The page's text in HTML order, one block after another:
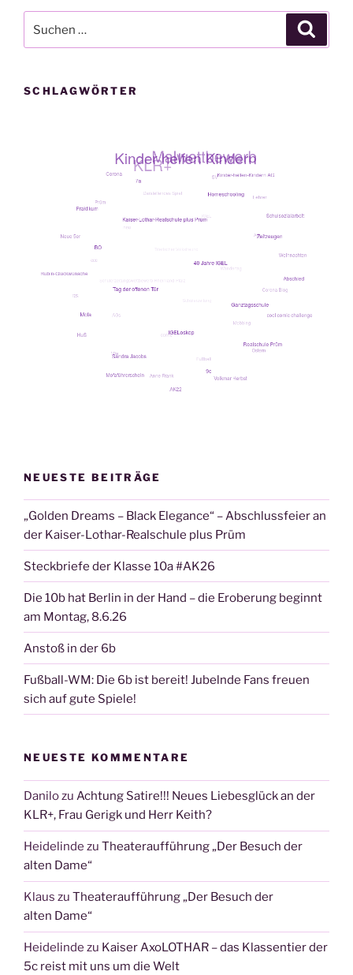
nach:
SCHLAGWÖRTER
NEUESTE BEITRÄGE
„Golden Dreams – Black Elegance“ – Abschlussfeier an
der Kaiser-Lothar-Realschule plus Prüm
Steckbriefe der Klasse 10a #AK26
Die 10b hat Berlin in der Hand – die Eroberung beginnt
am Montag, 8.6.26
Anstoß in der 6b
Fußball-WM: Die 6b ist bereit! Jubelnde Fans freuen
sich auf gute Spiele!
NEUESTE KOMMENTARE
Danilozu Achtung Satire!!! Neues Liebesglück an der
KLR+, Frau Gerigk und Herr Keith?
Heidelinde zu Theateraufführung „Der Besuch der
alten Dame“
Klaus zu Theateraufführung „Der Besuch der
alten Dame“
Heidelinde zu Kaiser AxoLOTHAR – das Klassentier der
5c reist mit uns um die Welt